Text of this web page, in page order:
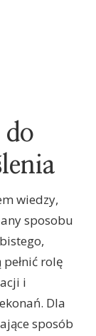
do
wiedzy,
sposobu
rolę
i
Dla
sposób